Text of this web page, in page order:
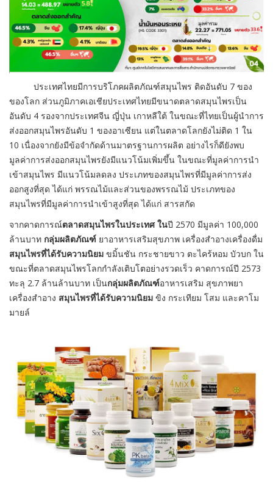
ประเทศไทยมีการบริโภคผลิตภัณฑ์สมุนไพร ติดอันดับ 7 ของ
ของโลก ส่วนภูมิภาคเอเชียประเทศไทยมีขนาดตลาดสมุนไพรเป็น
อันดับ 4 รองจากประเทศจีน ญี่ปุ่น เกาหลีใต้ ในขณะที่ไทยเป็นผู้นำการ
ส่งออกสมุนไพรอันดับ 1 ของอาเซียน แต่ในตลาดโลกยังไม่ติด 1 ใน
10 เนื่องจากยังมีข้อจำกัดด้านมาตรฐานการผลิต อย่างไรก็ดียังพบ
มูลค่าการส่งออกสมุนไพรยังมีแนวโน้มเพิ่มขึ้น ในขณะที่มูลค่าการนำ
เข้าสมุนไพร มีแนวโน้มลดลง ประเภทของสมุนไพรที่มีมูลค่าการส่ง
ออกสูงที่สุด ได้แก่ พรรณไม้และส่วนของพรรณไม้ ประเภทของ
สมุนไพรที่มีมูลค่าการนำเข้าสูงที่สุด ได้แก่ สารสกัด
จากคาดการณ์ตลาดสมุนไพรในประเทศ ในปี 2570 มีมูลค่า 100,000
ล้านบาท กลุ่มผลิตภัณฑ์ ยาอาหารเสริมสุขภาพ เครื่องสำอางเครื่องดื่ม
สมุนไพรที่ได้รับความนิยม ขมิ้นชัน กระชายขาว ตะไคร้หอม บัวบก ใน
ขณะที่ตลาดสมุนไพรโลกกำลังเติบโตอย่างรวดเร็ว คาดการณ์ปี 2573
ทะลุ 2.7 ล้านล้านบาท เป็นกลุ่มผลิตภัณฑ์อาหารเสริม สุขภาพยา
เครื่องสำอาง สมุนไพรที่ได้รับความนิยม ขิง กระเทียม โสม และคาโม
มายล์